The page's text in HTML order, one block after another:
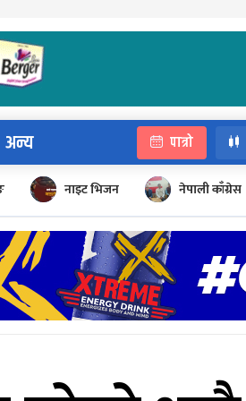
अन्य पात्रो
नाइट भिजन नेपाली काँग्रेस